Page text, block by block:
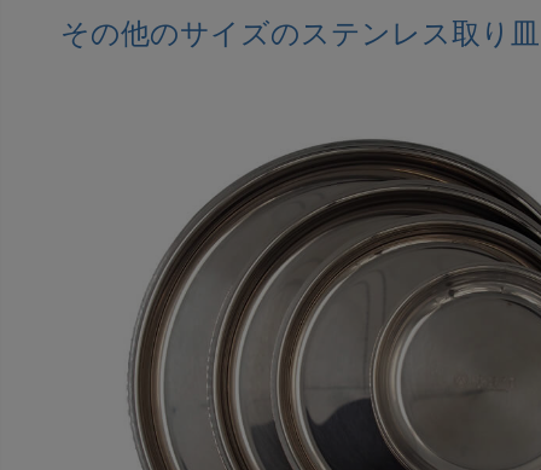
その他のサイズのステンレス取り